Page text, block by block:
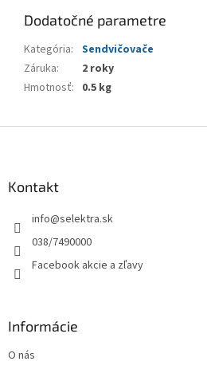
Dodatočné parametre
Kategória: Sendvičovače
Záruka:
2 roky
Hmotnosť: 0.5 kg
Kontakt
info@selektra.sk
038/7490000
Facebook akcie a zľavy
Informácie
O nás